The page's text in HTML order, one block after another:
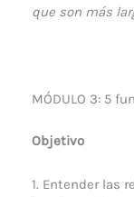
que son más
MÓDULO 3: 5
Objetivo
1. Entender las